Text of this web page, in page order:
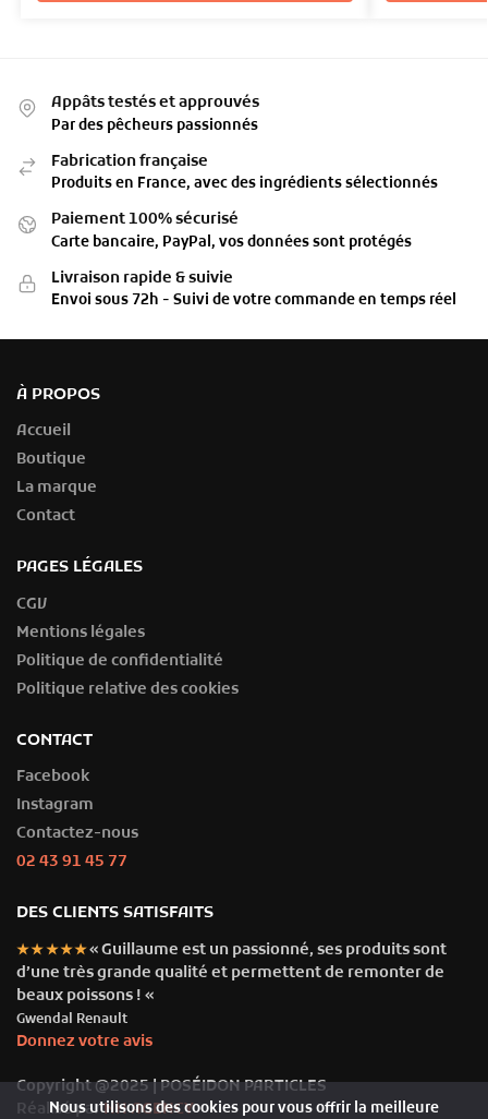
Appâts testés et approuvés
Par des pêcheurs passionnés
Fabrication française
Produits en France, avec des ingrédients sélectionnés
Paiement 100% sécurisé
Carte bancaire, PayPal, vos données sont protégés
Livraison rapide & suivie
Envoi sous 72h - Suivi de votre commande en temps réel
À PROPOS
Accueil
Boutique
La marque
Contact
PAGES LÉGALES
CGV
Mentions légales
Politique de confidentialité
Politique relative des cookies
CONTACT
Facebook
Instagram
Contactez-nous
02 43 91 45 77
DES CLIENTS SATISFAITS
★★★★★« Guillaume est un passionné, ses produits sont
d’une très grande qualité et permettent de remonter de
beaux poissons ! «
Gwendal Renault
Donnez votre avis
Copyright @2025 | POSÉIDON PARTICLES
Réalisé parNH AGENCY
Nous utilisons des cookies pour vous offrir la meilleure